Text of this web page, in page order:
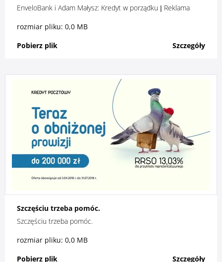
EnveloBank i Adam Małysz: Kredyt w porządku | Reklama
rozmiar pliku: 0,0 MB
Pobierz plik
Szczegóły
Szczęściu trzeba pomóc.
Szczęściu trzeba pomóc.
rozmiar pliku: 0,0 MB
Pobierz plik
Szczegóły